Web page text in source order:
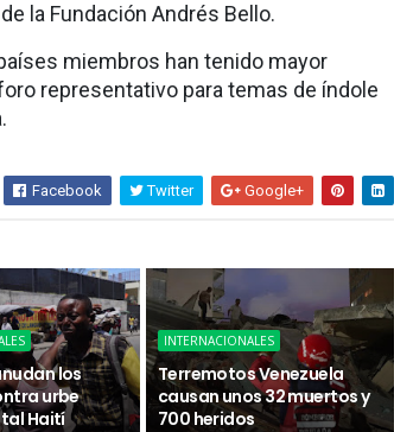
la Fundación Andrés Bello.
miembros han tenido mayor
representativo para temas de índole
Facebook Twitter Google+
los
urbe
Haití
INTERNACIONALES
Terremotos Venezuela
causan unos 32 muertos y
700 heridos